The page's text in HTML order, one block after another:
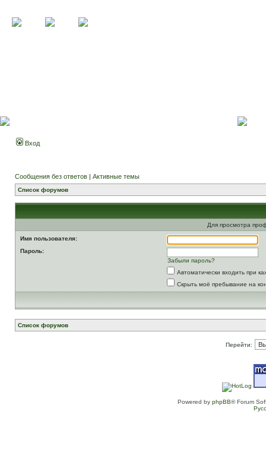
Вход
Сообщения без ответов | Активные темы
Список форумов
Для просмотра
Имя пользователя:
Пароль:
Забыли пароль?
Автоматически входить при
Скрыть моё пребывание на
Список форумов
Перейти:
Powered by phpBB® Forum